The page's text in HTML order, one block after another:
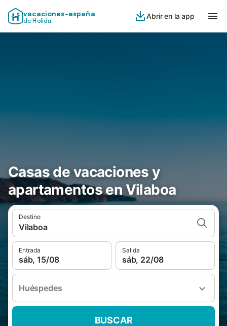
vacaciones-españa
de Holidu
Abrir en la app
Casas de vacaciones y
apartamentos en Vilaboa
Destino
Vilaboa
Entrada
sáb, 15/08
Salida
sáb, 22/08
Huéspedes
BUSCAR